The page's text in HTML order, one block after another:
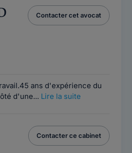
Contacter cet avocat
ans d'expérience du
d'une... Lire la suite
Contacter ce cabinet